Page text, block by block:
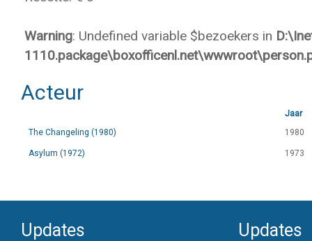
Warning: Undefined variable $bezoekers in
Acteur
Jaar
The Changeling (1980)
1980
Asylum (1972) 1973
Updates Updates